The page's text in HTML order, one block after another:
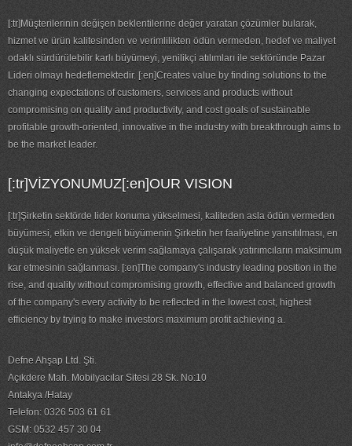
[:tr]Müşterilerinin değişen beklentilerine değer yaratan çözümler bularak,
hizmet ve ürün kalitesinden ve verimlilikten ödün vermeden, hedef ve maliyet
odaklı sürdürülebilir karlı büyümeyi, yenilikçi atılımları ile sektöründe Pazar
Lideri olmayı hedeflemektedir. [:en]Creates value by finding solutions to the
changing expectations of customers, services and products without
compromising on quality and productivity, and cost goals of sustainable
profitable growth-oriented, innovative in the industry with breakthrough aims to
be the market leader.
[:tr]VİZYONUMUZ[:en]OUR VISION
[:tr]Şirketin sektörde lider konuma yükselmesi, kaliteden asla ödün vermeden
büyümesi, etkin ve dengeli büyümenin Şirketin her faaliyetine yansıtılması, en
düşük maliyetle en yüksek verim sağlamaya çalışarak yatırımcıların maksimum
kar etmesinin sağlanması. [:en]The company's industry leading position in the
rise, and quality without compromising growth, effective and balanced growth
of the company's every activity to be reflected in the lowest cost, highest
efficiency by trying to make investors maximum profit achieving a.
Defne Ahşap Ltd. Şti.
Açıkdere Mah. Mobilyacılar Sitesi 28 Sk. No:10
Antakya /Hatay
Telefon: 0326 503 61 61
GSM: 0532 457 30 04